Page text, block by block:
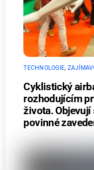
TECHNOLOGIE
Cyklistický
rozhodujícím
života. Objevují
povinné